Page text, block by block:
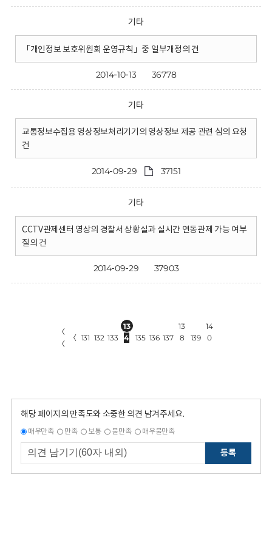
기타
「개인정보 보호위원회 운영규칙」중 일부개정의 건
2014-10-13 36778
기타
교통정보수집용 영상정보처리기기의 영상정보 제공 관련 심의 요청
건
2014-09-29 37151
기타
CCTV관제센터 영상의 경찰서 상황실과 실시간 연동관제 가능 여부
질의 건
2014-09-29 37903
〈
〈
〈 131 132 133
13
4
135 136 137
13
8
139
14
0
해당 페이지의 만족도와 소중한 의견 남겨주세요.
매우만족 만족 보통 불만족 매우불만족
등록